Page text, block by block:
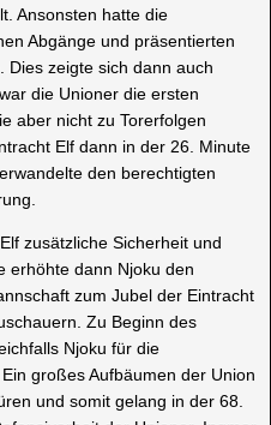
Ansonsten hatte die
Abgänge und präsentierten
Dies zeigte sich dann auch
die Unioner die ersten
aber nicht zu Torerfolgen
Elf dann in der 26. Minute
den berechtigten
zusätzliche Sicherheit und
erhöhte dann Njoku den
zum Jubel der Eintracht
Zu Beginn des
Njoku für die
großes Aufbäumen der Union
und somit gelang in der 68.